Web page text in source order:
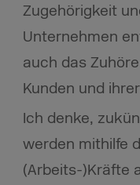
Zugehörigkeit
Unternehmen
auch das
Kunden und
Ich denke,
werden mithilfe
(Arbeits-)Kräfte